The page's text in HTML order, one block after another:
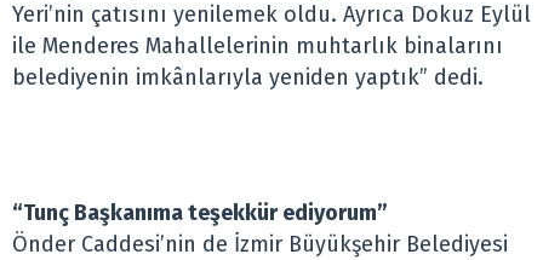
Yeri’nin çatısını yenilemek oldu. Ayrıca Dokuz Eylül
ile Menderes Mahallelerinin muhtarlık binalarını
belediyenin imkânlarıyla yeniden yaptık” dedi.
“Tunç Başkanıma teşekkür ediyorum”
Önder Caddesi’nin de İzmir Büyükşehir Belediyesi